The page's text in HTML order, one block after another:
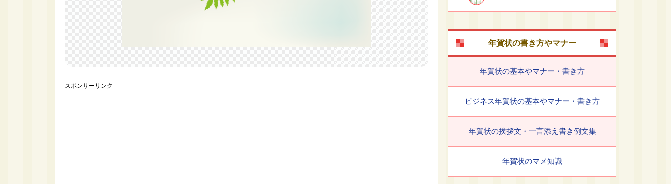
スポンサーリンク
年賀状の書き方やマナー
年賀状の基本やマナー・書き方
ビジネス年賀状の基本やマナー・書き方
年賀状の挨拶文・一言添え書き例文集
年賀状のマメ知識